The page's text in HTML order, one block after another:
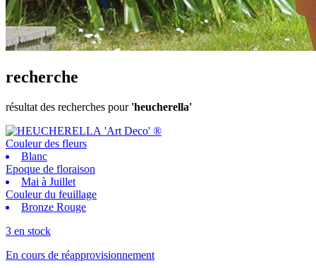
recherche
résultat des recherches pour 'heucherella'
Couleur des fleurs
Blanc
Epoque de floraison
Mai à Juillet
Couleur du feuillage
Bronze Rouge
3 en stock
En cours de réapprovisionnement